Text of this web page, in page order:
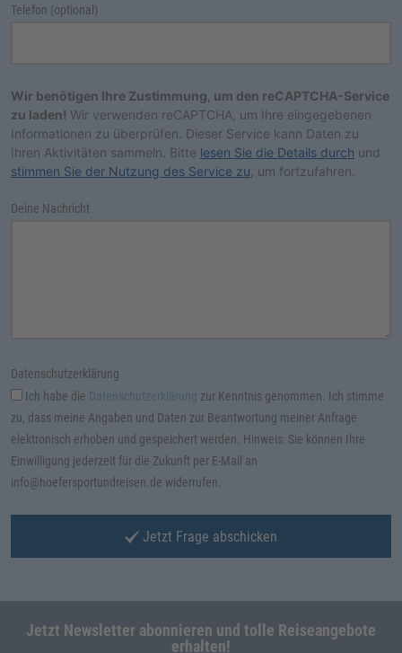
Telefon (optional)
Wir benötigen Ihre Zustimmung, um den reCAPTCHA-Service
zu laden! Wir verwenden reCAPTCHA, um Ihre eingegebenen
Informationen zu überprüfen. Dieser Service kann Daten zu
Ihren Aktivitäten sammeln. Bitte lesen Sie die Details durch und
stimmen Sie der Nutzung des Service zu , um fortzufahren.
Deine Nachricht
Datenschutzerklärung
Ich habe die Datenschutzerklärung zur Kenntnis genommen. Ich stimme
zu, dass meine Angaben und Daten zur Beantwortung meiner Anfrage
elektronisch erhoben und gespeichert werden. Hinweis: Sie können Ihre
Einwilligung jederzeit für die Zukunft per E-Mail an
info@hoefersportundreisen.de widerrufen.
Jetzt Frage abschicken
Jetzt Newsletter abonnieren und tolle Reiseangebote
erhalten!